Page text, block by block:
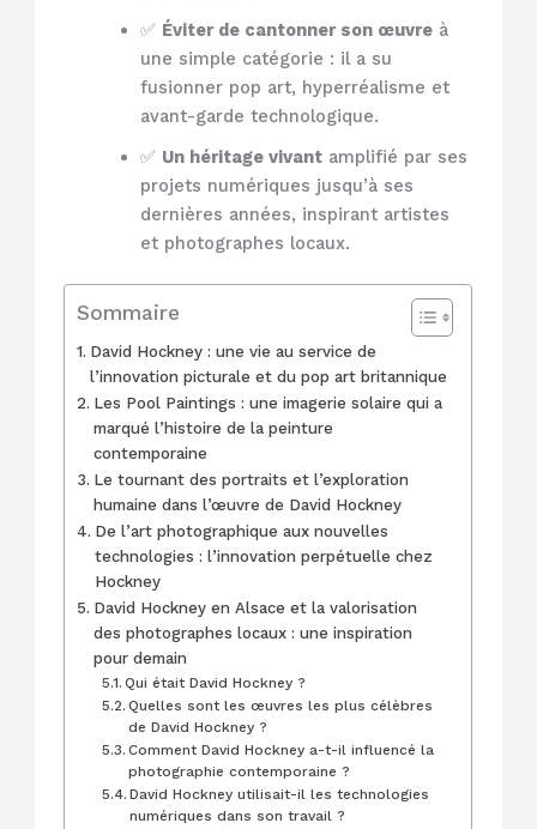
✅ Éviter de cantonner son œuvreà
une simple catégorie : il a su
fusionner pop art, hyperréalisme et
avant-garde technologique.
✅ Un héritage vivantamplifié par ses
projets numériques jusqu’à ses
dernières années, inspirant artistes
et photographes locaux.
Sommaire
David Hockney : une vie au service de
l’innovation picturale et du pop art britannique
Les Pool Paintings : une imagerie solaire qui a
marqué l’histoire de la peinture
contemporaine
Le tournant des portraits et l’exploration
humaine dans l’œuvre de David Hockney
De l’art photographique aux nouvelles
technologies : l’innovation perpétuelle chez
Hockney
David Hockney en Alsace et la valorisation
des photographes locaux : une inspiration
pour demain
Qui était David Hockney ?
Quelles sont les œuvres les plus célèbres
de David Hockney ?
Comment David Hockney a-t-il influencé la
photographie contemporaine ?
David Hockney utilisait-il les technologies
numériques dans son travail ?